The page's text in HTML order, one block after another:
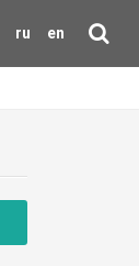
ru en